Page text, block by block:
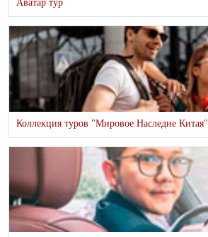
Аватар тур
Коллекция туров "Мировое Наследие Китая"